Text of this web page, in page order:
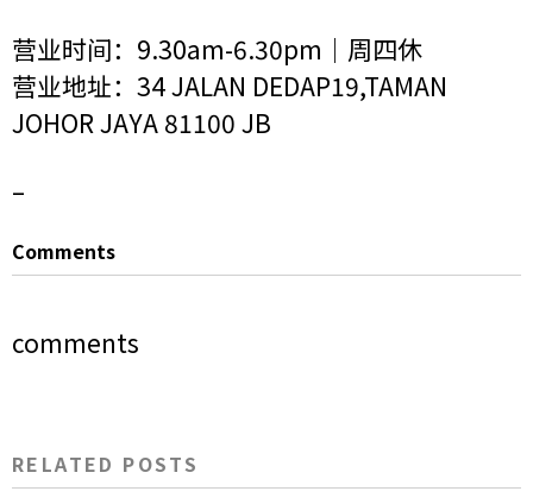
营业时间：9.30am-6.30pm｜周四休
营业地址：34 JALAN DEDAP19,TAMAN
JOHOR JAYA 81100 JB
–
Comments
comments
RELATED POSTS